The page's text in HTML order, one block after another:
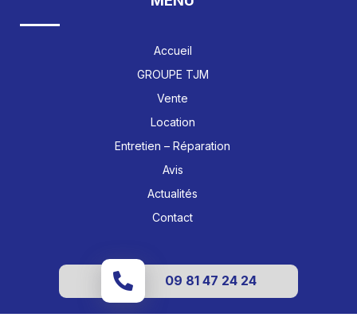
Accueil
GROUPE TJM
Vente
Location
Entretien – Réparation
Avis
Actualités
Contact
09 81 47 24 24